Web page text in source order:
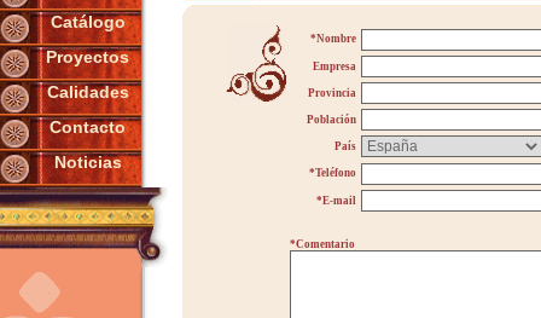
Catálogo
Proyectos
Calidades
Contacto
Noticias
*Nombre
Empresa
Provincia
Población
País
*Teléfono
*E-mail
*Comentario